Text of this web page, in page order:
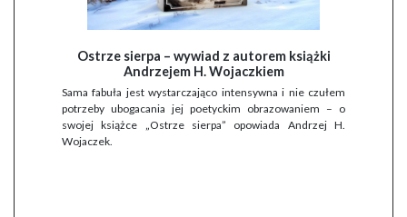
Ostrze sierpa – wywiad z autorem książki
Andrzejem H. Wojaczkiem
Sama fabuła jest wystarczająco intensywna i nie czułem
potrzeby ubogacania jej poetyckim obrazowaniem – o
swojej książce „Ostrze sierpa” opowiada Andrzej H.
Wojaczek.